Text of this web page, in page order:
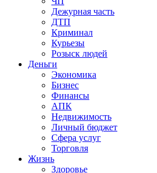
Дежурная часть
ДТП
Криминал
Курьезы
Розыск людей
Деньги
Экономика
Бизнес
Финансы
АПК
Недвижимость
Личный бюджет
Сфера услуг
Торговля
Жизнь
Здоровье